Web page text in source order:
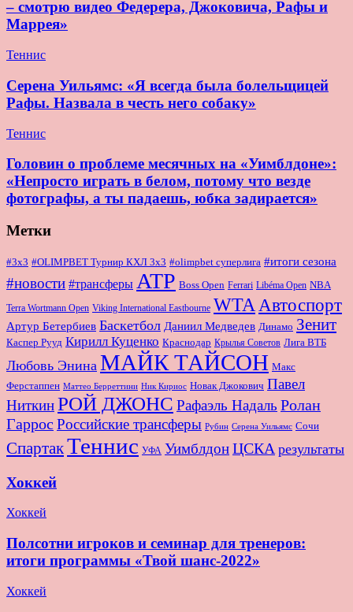
– смотрю видео Федерера, Джоковича, Рафы и
Маррея»
Теннис
Серена Уильямс: «Я всегда была болельщицей
Рафы. Назвала в честь него собаку»
Теннис
Головин о проблеме месячных на «Уимблдоне»:
«Непросто играть в белом, потому что везде
фотографы, а ты падаешь, юбка задирается»
Метки
#3x3 #OLIMPBET Турнир КХЛ 3x3 #olimpbet суперлига #итоги сезона
#новости #трансферы ATP Boss Open Ferrari Libéma Open NBA
Terra Wortmann Open Viking International Eastbourne WTA Автоспорт
Артур Бетербиев Баскетбол Даниил Медведев Динамо Зенит
Каспер Рууд Кирилл Куценко Краснодар Крылья Советов Лига ВТБ
Любовь Энина МАЙК ТАЙСОН Макс
Ферстаппен Маттео Берреттини Ник Кириос Новак Джокович Павел
НиткинРОЙ ДЖОНС Рафаэль Надаль Ролан
Гаррос Российские трансферы Рубин Серена Уильямс Сочи
СпартакТеннис УФА УимблдонЦСКА результаты
Хоккей
Хоккей
Полсотни игроков и семинар для тренеров:
итоги программы «Твой шанс-2022»
Хоккей